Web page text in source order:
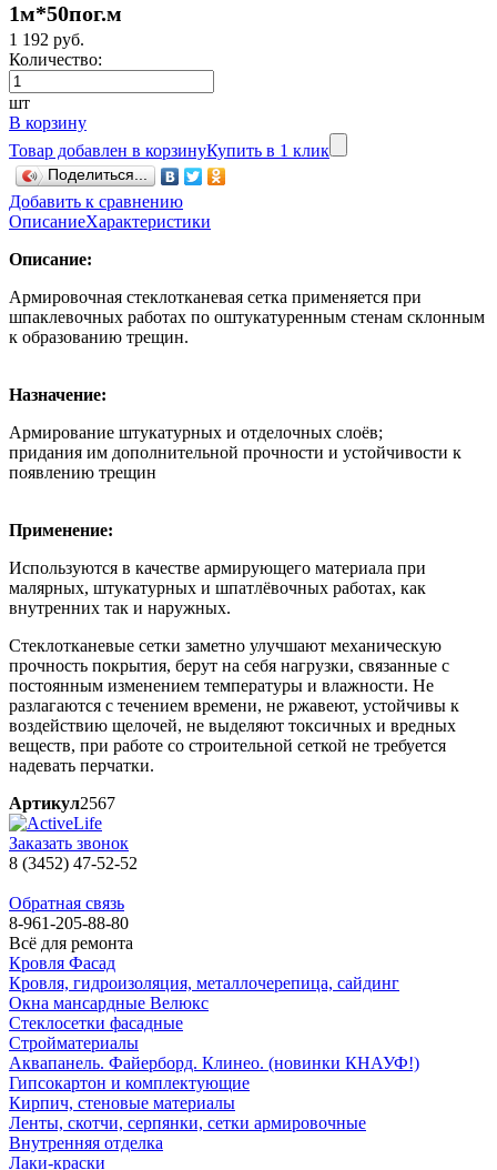
1м*50пог.м
1 192 руб.
Количество:
шт
В корзину
Товар добавлен в корзинуКупить в 1 клик
Поделиться...
Добавить к сравнению
ОписаниеХарактеристики
Описание:
Армировочная стеклотканевая сетка применяется при
шпаклевочных работах по оштукатуренным стенам склонным
к образованию трещин.
Назначение:
Армирование штукатурных и отделочных слоёв;
придания им дополнительной прочности и устойчивости к
появлению трещин
Применение:
Используются в качестве армирующего материала при
малярных, штукатурных и шпатлёвочных работах, как
внутренних так и наружных.
Стеклотканевые сетки заметно улучшают механическую
прочность покрытия, берут на себя нагрузки, связанные с
постоянным изменением температуры и влажности. Не
разлагаются с течением времени, не ржавеют, устойчивы к
воздействию щелочей, не выделяют токсичных и вредных
веществ, при работе со строительной сеткой не требуется
надевать перчатки.
Артикул2567
Заказать звонок
8 (3452) 47-52-52
Обратная связь
8-961-205-88-80
Всё для ремонта
Кровля Фасад
Кровля, гидроизоляция, металлочерепица, сайдинг
Окна мансардные Велюкс
Стеклосетки фасадные
Стройматериалы
Аквапанель. Файерборд. Клинео. (новинки КНАУФ!)
Гипсокартон и комплектующие
Кирпич, стеновые материалы
Ленты, скотчи, серпянки, сетки армировочные
Внутренняя отделка
Лаки-краски